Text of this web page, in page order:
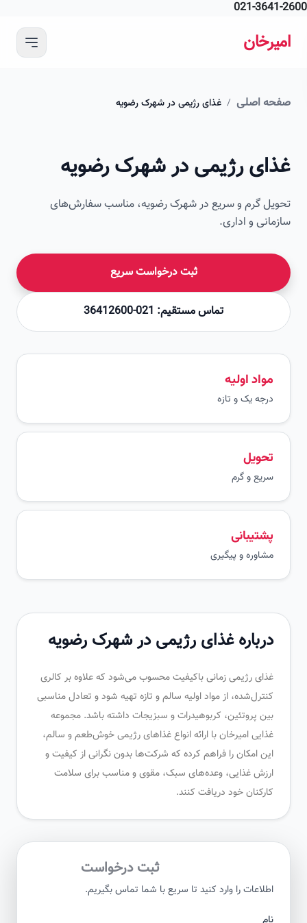
021-
اصلی / غذای رژیمی در شهرک رضویه
رژیمی در شهرک رضویه
گرم و سریع در شهرک رضویه، مناسب سفارش‌های
و اداری.
ثبت درخواست سریع
تماس مستقیم: 021-36412600
مواد اولیه
درجه یک و تازه
سریع و گرم
پشتیبانی
مشاوره و پیگیری
درباره غذای رژیمی در شهرک رضویه
غذای رژیمی زمانی باکیفیت محسوب می‌شود که علاوه بر کالری
کنترل‌شده، از مواد اولیه سالم و تازه تهیه شود و تعادل مناسبی
بین پروتئین، کربوهیدرات و سبزیجات داشته باشد. مجموعه
غذایی امیرخان با ارائه انواع غذاهای رژیمی خوش‌طعم و سالم،
این امکان را فراهم کرده که شرکت‌ها بدون نگرانی از کیفیت و
ارزش غذایی، وعده‌های سبک، مقوی و مناسب برای سلامت
کارکنان خود دریافت کنند.
ثبت درخواست
اطلاعات را وارد کنید تا سریع با شما تماس بگیریم.